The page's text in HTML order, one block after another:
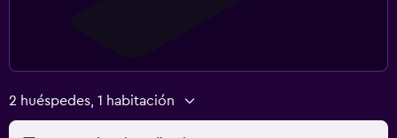
2 huéspedes, 1 habitación